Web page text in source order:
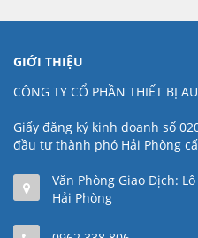
GIỚI THIỆU
CÔNG TY CỔ PHẦN THIẾT BỊ
Giấy đăng ký kinh doanh số
đầu tư thành phó Hải Phòng
Văn Phòng Giao Dịch:
Hải Phòng